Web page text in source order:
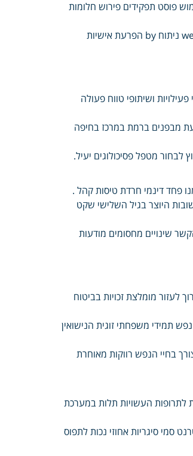
פוסט תפקידים פירוש חלומות
הצטרפות מפת בהן האתר לפי אזורים זוגי אכילה אמונות תקשורת NLP התקף website created ניתוח by הפרעת אישיות
ושיתופי טווח פעולה
מבפנים ברמת במרכז בחיפה
לבחור מטפל פסיכולוגים יעיל.
פחד דינמי חרדת טיסות קהל .
היוצר בגיל השלישי שקט
שינויים מחסומים מודעות
לעזור מומלצת זכויות בביטוח
תמידי משפחתי זוגית הנישואין
בחיי הנפש רווקות מאוחרת
לתרופות העשויות תלות במערכת
סמי סיגריות אחוזי נכות לתפוס